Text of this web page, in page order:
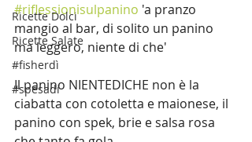
Ricette Dolci
Ricette Salate
#fisherdì
#spesadí
#riflessionisulpanino 'a pranzo
mangio al bar, di solito un panino
ma leggero, niente di che'
Il panino NIENTEDICHE non è la
ciabatta con cotoletta e maionese, il
panino con spek, brie e salsa rosa